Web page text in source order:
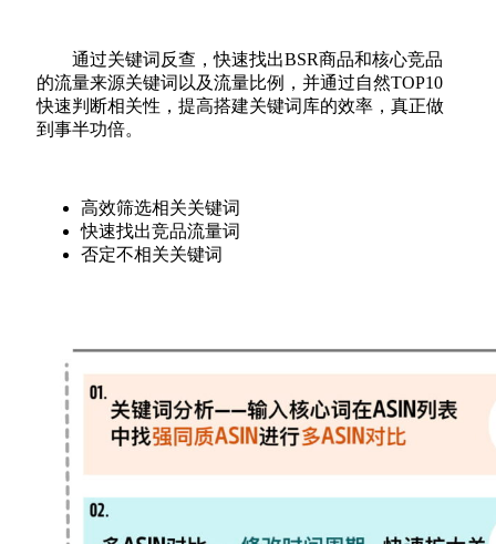
通过关键词反查，快速找出BSR商品和核心竞品
的流量来源关键词以及流量比例，并通过自然TOP10
快速判断相关性，提高搭建关键词库的效率，真正做
到事半功倍。
高效筛选相关关键词
快速找出竞品流量词
否定不相关关键词